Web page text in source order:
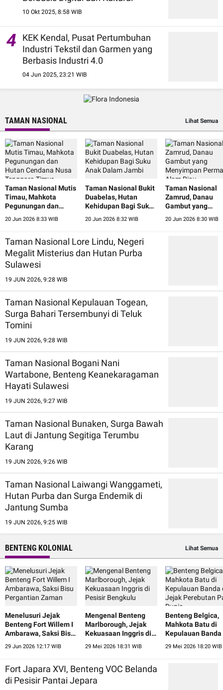
10 Okt 2025, 8:58 WIB
4
KEK Kendal, Pusat Pertumbuhan
Industri Tekstil dan Garmen yang
Berbasis Industri 4.0
04 Jun 2025, 23:21 WIB
TAMAN NASIONAL Lihat Semua
Taman Nasional Mutis
Timau, Mahkota
Pegunungan dan
Tenggara Timur
20 Jun 2026 8:33 WIB
Taman Nasional Bukit
Duabelas, Hutan
Kehidupan Bagi Suku
20 Jun 2026 8:32 WIB
Taman Nasional
Zamrud, Danau
Gambut yang
Alam Riau
20 Jun 2026 8:30 WIB
Taman Nasional Lore Lindu, Negeri
Megalit Misterius dan Hutan Purba
Sulawesi
19 JUN 2026, 9:28 WIB
Taman Nasional Kepulauan Togean,
Surga Bahari Tersembunyi di Teluk
Tomini
19 JUN 2026, 9:28 WIB
Taman Nasional Bogani Nani
Wartabone, Benteng Keanekaragaman
Hayati Sulawesi
19 JUN 2026, 9:27 WIB
Taman Nasional Bunaken, Surga Bawah
Laut di Jantung Segitiga Terumbu
Karang
19 JUN 2026, 9:26 WIB
Taman Nasional Laiwangi Wanggameti,
Hutan Purba dan Surga Endemik di
Jantung Sumba
19 JUN 2026, 9:25 WIB
BENTENG KOLONIAL Lihat Semua
Menelusuri Jejak
Benteng Fort Willem I
Ambarawa, Saksi Bisu
29 Jun 2026 12:17 WIB
Mengenal Benteng
Marlborough, Jejak
Kekuasaan Inggris di
29 Mei 2026 18:31 WIB
Benteng Belgica,
Mahkota Batu di
Kepulauan Banda
Dunia
29 Mei 2026 18:20 WIB
Fort Japara XVI, Benteng VOC Belanda
di Pesisir Pantai Jepara